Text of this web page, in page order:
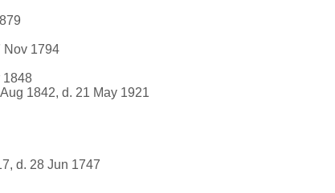
Nov 1794
1848
1842, d. 21 May 1921
d. 28 Jun 1747